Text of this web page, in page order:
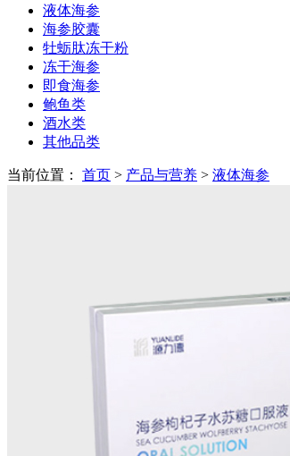
液体海参
海参胶囊
牡蛎肽冻干粉
冻干海参
即食海参
鲍鱼类
酒水类
其他品类
当前位置： 首页 > 产品与营养 > 液体海参